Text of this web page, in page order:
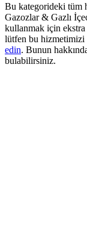
Bu kategorideki tüm
Gazozlar & Gazlı
kullanmak için ekstra
lütfen bu hizmetimizi
edin. Bunun
bulabilirsiniz.